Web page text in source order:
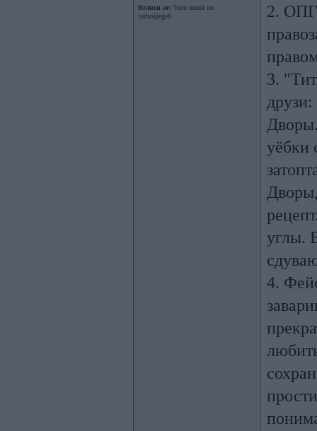
Braucu ar: Vecu mersi un
turboķieģeli
2. ОПГ
3.
уёбки
углы.
4.